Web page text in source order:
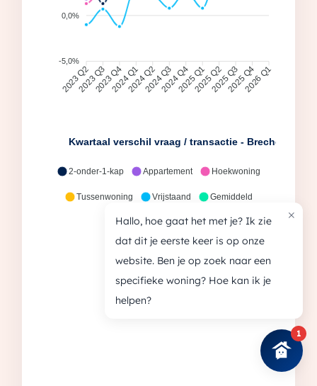
2023 Q22023 Q32023 Q42024 Q12024 Q22024 Q32024 Q42025 Q12025 Q22025 Q32025 Q42026 Q1
0,0%
-5,0%
Kwartaal verschil vraag / transactie - Brecheisen
2-onder-1-kap Appartement Hoekwoning
Tussenwoning Vrijstaand Gemiddeld
1
×
Hallo, hoe gaat het met je? Ik zie
dat dit je eerste keer is op onze
website. Ben je op zoek naar een
specifieke woning? Hoe kan ik je
helpen?